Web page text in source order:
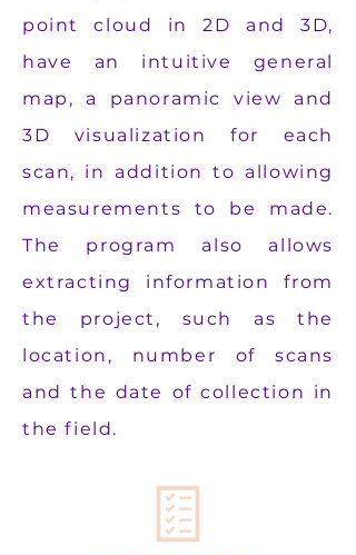
point cloud in 2D and 3D,
have an intuitive general
map, a panoramic view and
3D visualization for each
scan, in addition to allowing
measurements to be made.
The program also allows
extracting information from
the project, such as the
location, number of scans
and the date of collection in
the field.